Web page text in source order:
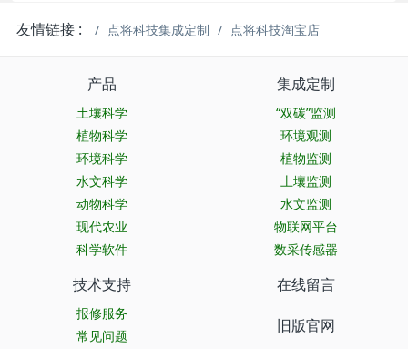
友情链接 : 点将科技集成定制 点将科技淘宝店
产品
土壤科学
植物科学
环境科学
水文科学
动物科学
现代农业
科学软件
集成定制
“双碳”监测
环境观测
植物监测
土壤监测
水文监测
物联网平台
数采传感器
技术支持
报修服务
常见问题
在线留言
旧版官网